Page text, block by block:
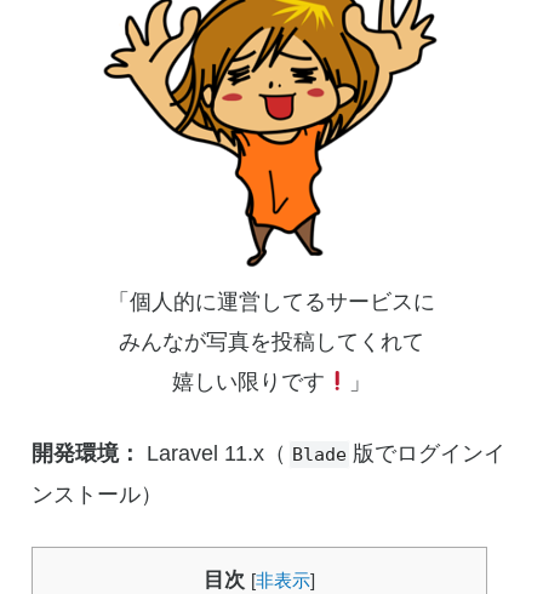
「個人的に運営してるサービスに
みんなが写真を投稿してくれて
嬉しい限りです
」
開発環境： Laravel 11.x（ Blade 版でログインイ
ンストール）
目次 [非表示]